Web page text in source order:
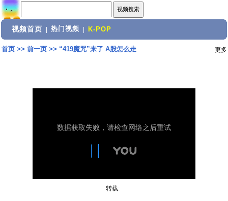
视频首页 热门视频 K-POP
首页>> 前一页>> “419魔咒”来了 A股怎么走 更多
转载: